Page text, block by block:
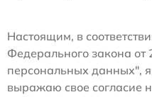
Настоящим, в
Федерального закона
персональных данных",
выражаю свое согласие